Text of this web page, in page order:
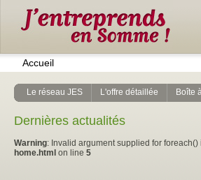
Accueil
Le réseau JES L'offre détaillée Boîte
Dernières actualités
Warning: Invalid argument supplied for foreach()
home.html on line 5